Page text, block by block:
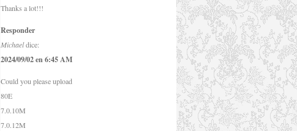
Thanks a lot!!!
Responder
Michaeldice:
2024/09/02 en 6:45 AM
Could you please upload
80E
7.0.10M
7.0.12M